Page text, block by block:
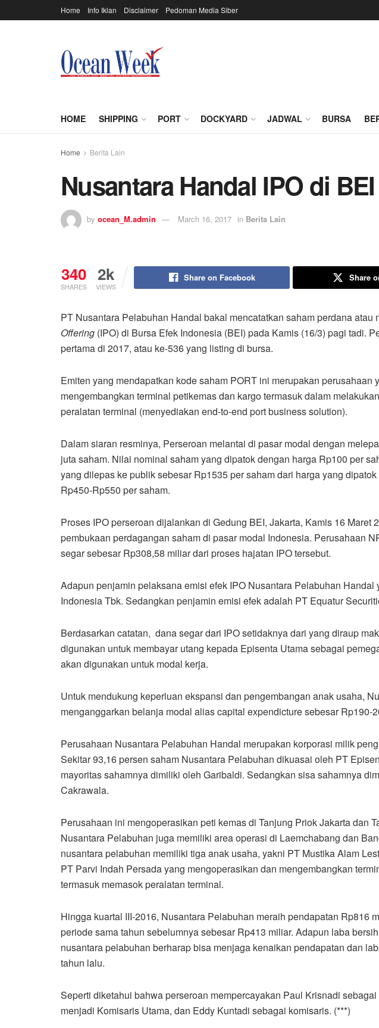
Home Info Iklan Disclaimer Pedoman Media Siber
HOME SHIPPING PORT DOCKYARD JADWAL BURSA
Home Berita Lain
Nusantara Handal IPO di BEI
by ocean_M.admin March 16, 2017 in Berita Lain
340
SHARES
2k
VIEWS
Share on Facebook Share
P‎T Nusantara Pelabuhan Handal bakal mencatatkan saham perdana atau
Offering (IPO) di Bursa Efek Indonesia (BEI) pada Kamis (16/3) pagi tadi.
pertama di 2017, atau ke-536 yang listing di bursa.
Emiten yang mendapatkan kode saham PORT ini merupakan perusahaan
mengembangkan terminal petikemas dan kargo termasuk dalam
peralatan terminal (menyediakan end-to-end port business solution).
Dalam siaran resminya, Perseroan melantai di pasar modal dengan
juta saham.‎ N‎ilai nominal saham yang dipatok dengan harga Rp100 per
yang dilepas ke publik sebesar Rp1535 per saham dari harga yang
Rp450-Rp550 per saham.
Proses IPO perseroan dijalankan di Gedung BEI, Jakarta, Kamis 16 Maret
pembukaan perdagangan saham di pasar modal Indonesia. Perusahaan
segar sebesar Rp308,58 miliar dari proses hajatan IPO tersebut.
Adapun penjamin pelaksana emisi efek IPO Nusantara Pelabuhan Handal
Indonesia Tbk. Sedangkan penjamin emisi efek adalah PT Equatur
Berdasarkan catatan, dana segar dari IPO setidaknya dari yang diraup
digunakan untuk membayar utang kepada Episenta Utama sebagai
akan digunakan untuk modal kerja.
Untuk mendukung keperluan ekspansi dan pengembangan anak usaha,
menganggarkan belanja modal alias capital expendicture sebesar Rp190-
Perusahaan Nusantara Pelabuhan Handal merupakan korporasi milik
Sekitar 93,16 persen saham Nusantara Pelabuhan dikuasai oleh PT
mayoritas sahamnya dimiliki oleh Garibaldi. Sedangkan sisa sahamnya
Cakrawala.
Perusahaan ini mengoperasikan peti kemas di Tanjung Priok Jakarta dan
Nusantara Pelabuhan juga memiliki area operasi di Laemchabang dan
nusantara pelabuhan memiliki tiga anak usaha, yakni PT Mustika Alam
PT Parvi Indah Persada yang mengoperasikan dan mengembangkan
termasuk memasok peralatan terminal.
Hingga kuartal III-2016, Nusantara Pelabuhan meraih pendapatan Rp816
periode sama tahun sebelumnya sebesar Rp413 miliar. Adapun laba
nusantara pelabuhan berharap bisa menjaga kenaikan pendapatan dan
tahun lalu.
Seperti diketahui bahwa perseroan mempercayakan Paul Krisnadi
menjadi Komisaris Utama, dan Eddy Kuntadi sebagai komisaris. (***)